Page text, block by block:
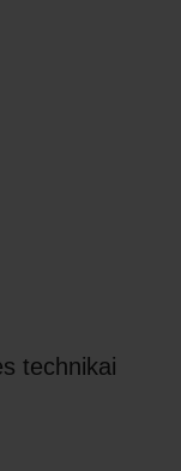
technikai